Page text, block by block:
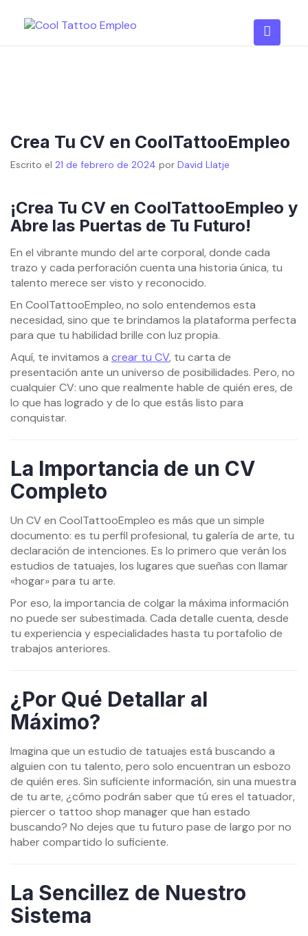
Crea Tu CV en CoolTattooEmpleo
Escrito el 21 de febrero de 2024 por David Llatje
¡Crea Tu CV en CoolTattooEmpleo y
Abre las Puertas de Tu Futuro!
En el vibrante mundo del arte corporal, donde cada
trazo y cada perforación cuenta una historia única, tu
talento merece ser visto y reconocido.
En CoolTattooEmpleo, no solo entendemos esta
necesidad, sino que te brindamos la plataforma perfecta
para que tu habilidad brille con luz propia.
Aquí, te invitamos a crear tu CV, tu carta de
presentación ante un universo de posibilidades. Pero, no
cualquier CV: uno que realmente hable de quién eres, de
lo que has logrado y de lo que estás listo para
conquistar.
La Importancia de un CV
Completo
Un CV en CoolTattooEmpleo es más que un simple
documento: es tu perfil profesional, tu galería de arte, tu
declaración de intenciones. Es lo primero que verán los
estudios de tatuajes, los lugares que sueñas con llamar
«hogar» para tu arte.
Por eso, la importancia de colgar la máxima información
no puede ser subestimada. Cada detalle cuenta, desde
tu experiencia y especialidades hasta tu portafolio de
trabajos anteriores.
¿Por Qué Detallar al
Máximo?
Imagina que un estudio de tatuajes está buscando a
alguien con tu talento, pero solo encuentran un esbozo
de quién eres. Sin suficiente información, sin una muestra
de tu arte, ¿cómo podrán saber que tú eres el tatuador,
piercer o tattoo shop manager que han estado
buscando? No dejes que tu futuro pase de largo por no
haber compartido lo suficiente.
La Sencillez de Nuestro
Sistema